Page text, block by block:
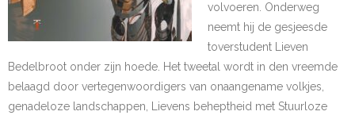
volvoeren. Onderweg
neemt hij de gesjeesde
toverstudent Lieven
Bedelbroot onder zijn hoede. Het tweetal wordt in den vreemde
belaagd door vertegenwoordigers van onaangename volkjes,
genadeloze landschappen, Lievens beheptheid met Stuurloze